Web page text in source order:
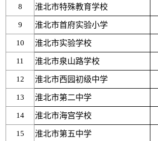
8 淮北市特殊教育学校
9 淮北市首府实验小学
10 淮北市实验学校
11 淮北市泉山路学校
12 淮北市西园初级中学
13 淮北市第二中学
14 淮北市海宫学校
15 淮北市第五中学